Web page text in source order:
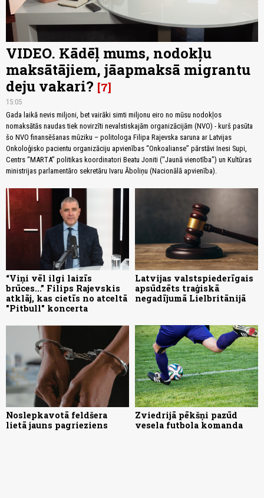
VIDEO. Kādēļ mums, nodokļu
maksātājiem, jāapmaksā migrantu
deju vakari? 7
15:05
Gada laikā nevis miljoni, bet vairāki simti miljonu eiro no mūsu nodokļos
nomaksātās naudas tiek novirzīti nevalstiskajām organizācijām (NVO) - kurš pasūta
šo NVO finansēšanas mūziku – politologa Filipa Rajevska saruna ar Latvijas
Onkoloģisko pacientu organizāciju apvienības “Onkoalianse” pārstāvi Inesi Supi,
Centrs “MARTA” politikas koordinatori Beatu Joniti ("Jaunā vienotība") un Kultūras
ministrijas parlamentāro sekretāru Ivaru Āboliņu (Nacionālā apvienība).
“Viņi vēl ilgi laizīs
brūces...” Filips Rajevskis
atklāj, kas cietīs no atceltā
"Pitbull" koncerta
Latvijas valstspiederīgais
apsūdzēts traģiskā
negadījumā Lielbritānijā
Noslepkavotā feldšera
lietā jauns pagrieziens
Zviedrijā pēkšņi pazūd
vesela futbola komanda